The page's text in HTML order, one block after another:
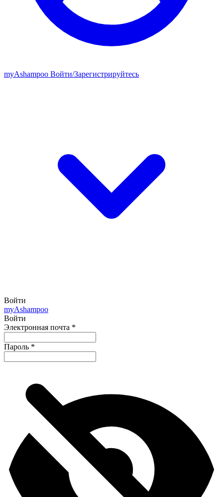
myAshampoo Войти/Зарегистрируйтесь
Войти
myAshampoo
Войти
Электронная почта *
Пароль *